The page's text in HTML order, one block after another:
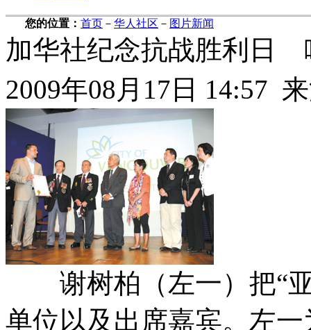
您的位置： 首页 － 华人社区 － 图片新闻
加华社纪念抗战胜利日
2009年08月17日 14:57
谢树柏（左一）把“亚
单位以及出席嘉宾。左